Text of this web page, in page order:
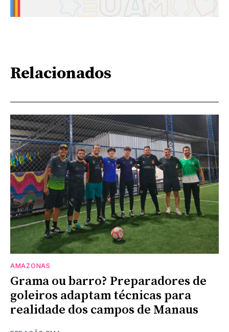
Relacionados
AMAZONAS
Grama ou barro? Preparadores de
goleiros adaptam técnicas para
realidade dos campos de Manaus